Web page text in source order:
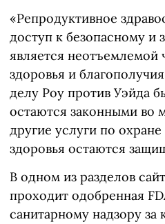
«Репродуктивное
доступ к безопасному и
является неотъемлемой
здоровья и
делу Роу против Уэйда
остаются законными во
другие услуги по
здоровья остаются
В одном из разделов
проходит одобренная
санитарному надзору